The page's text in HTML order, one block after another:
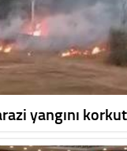
yangını